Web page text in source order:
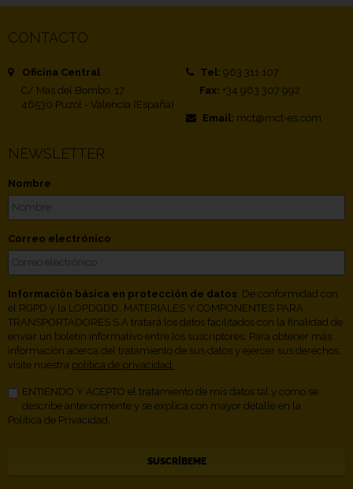
CONTACTO
Oficina Central
C/ Mas del Bombo, 17
46530 Puzol - Valencia (España)
Tel: 963 311 107
Fax: +34 963 307 992
Email: mct@mct-es.com
NEWSLETTER
Nombre
Correo electrónico
Información básica en protección de datos . De conformidad con
el RGPD y la LOPDGDD, MATERIALES Y COMPONENTES PARA
TRANSPORTADORES S.A tratará los datos facilitados con la finalidad de
enviar un boletín informativo entre los suscriptores. Para obtener más
información acerca del tratamiento de sus datos y ejercer sus derechos,
visite nuestra política de privacidad.
ENTIENDO Y ACEPTO el tratamiento de mis datos tal y como se
describe anteriormente y se explica con mayor detalle en la
Política de Privacidad.